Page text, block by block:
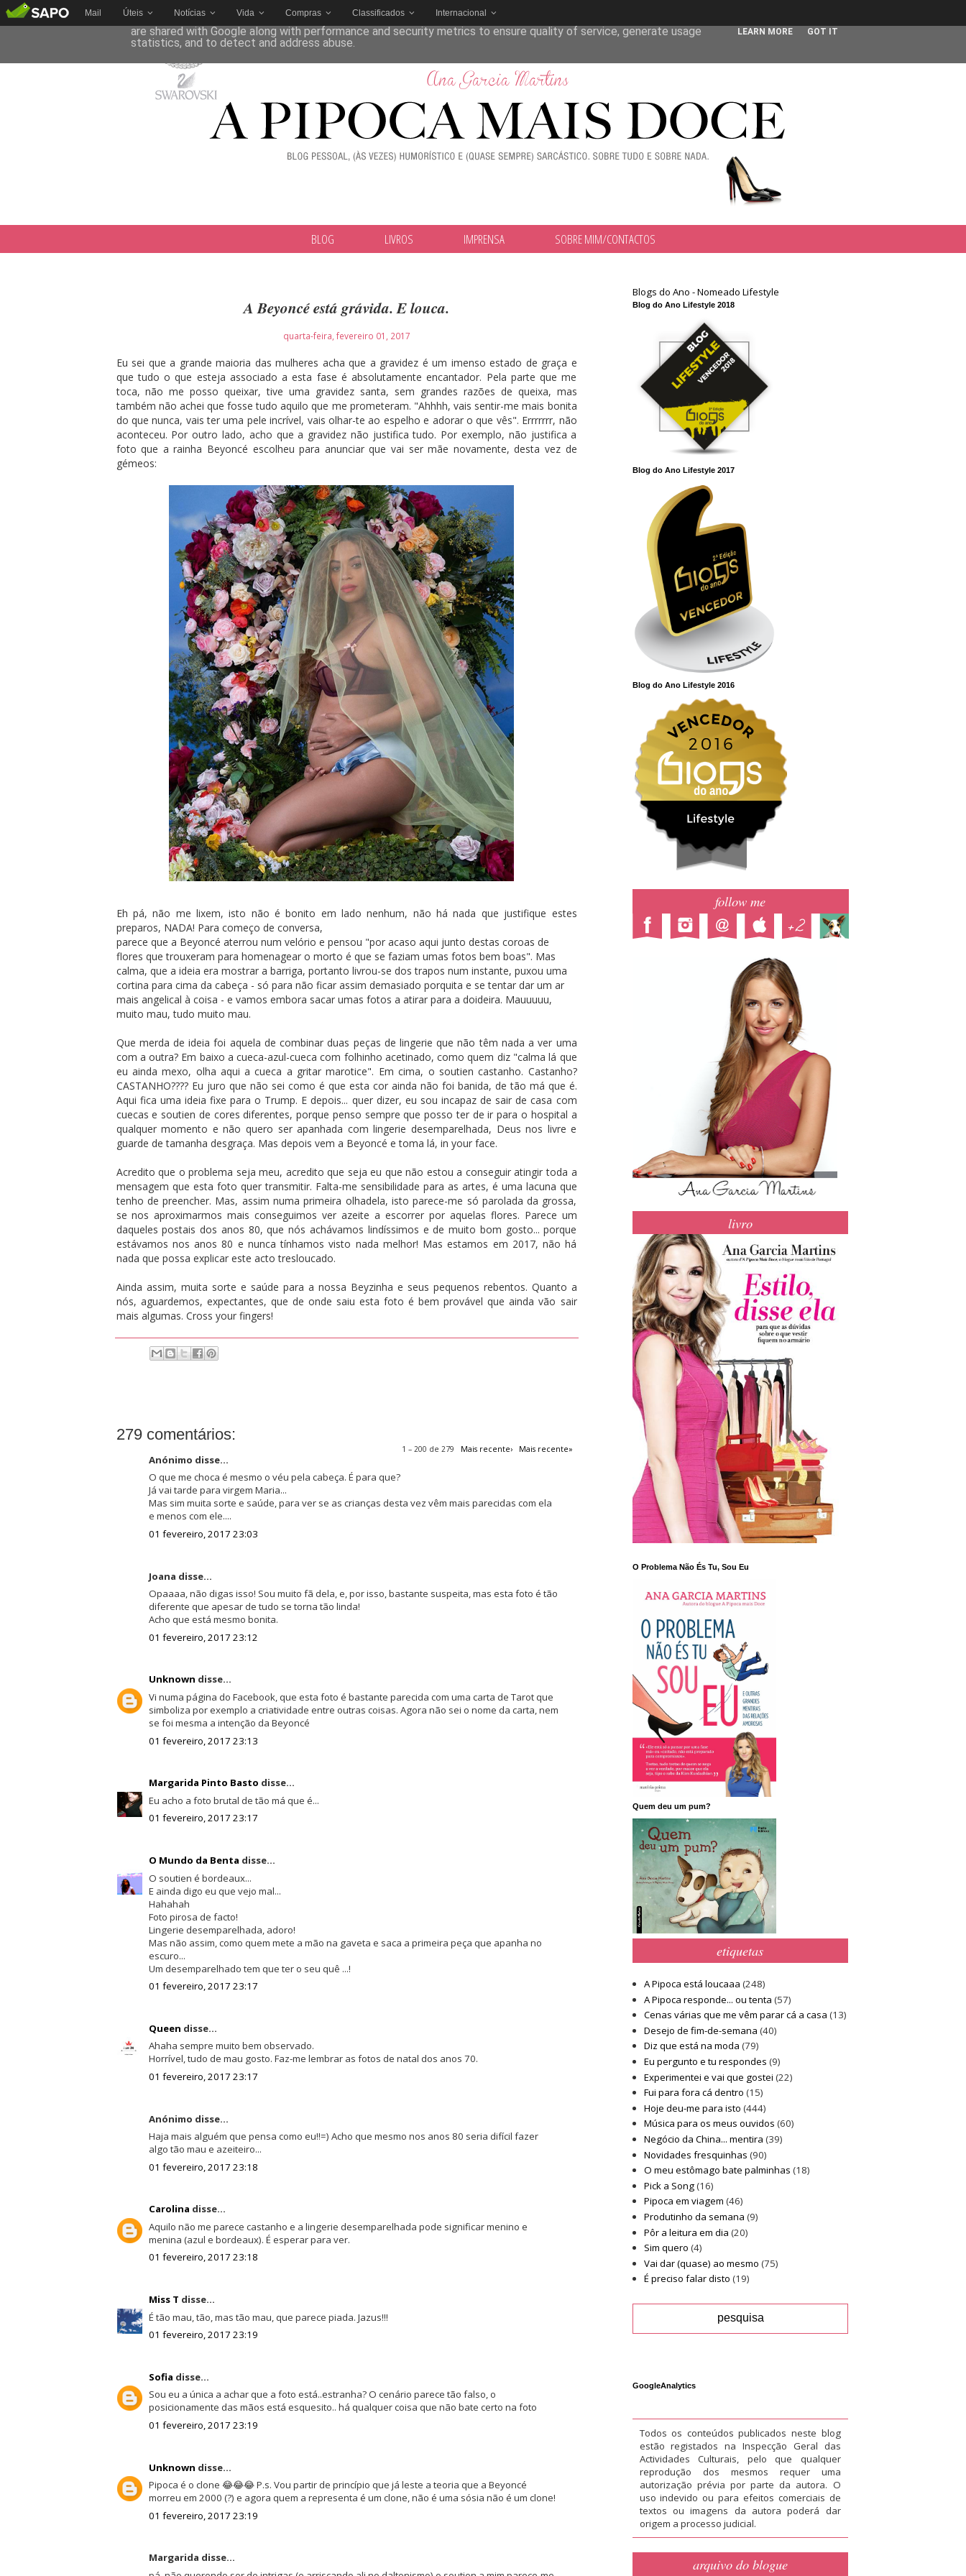
Mail Úteis Notícias Vida Compras Classificados Internacional
BLOG LIVROS IMPRENSA SOBRE MIM/CONTACTOS
A Beyoncé está grávida. E louca.
quarta-feira, fevereiro 01, 2017
Eu sei que a grande maioria das mulheres acha que a gravidez é um imenso estado de graça e
que tudo o que esteja associado a esta fase é absolutamente encantador. Pela parte que me
toca, não me posso queixar, tive uma gravidez santa, sem grandes razões de queixa, mas
também não achei que fosse tudo aquilo que me prometeram. "Ahhhh, vais sentir-me mais bonita
do que nunca, vais ter uma pele incrível, vais olhar-te ao espelho e adorar o que vês". Errrrrrr, não
aconteceu. Por outro lado, acho que a gravidez não justifica tudo. Por exemplo, não justifica a
foto que a rainha Beyoncé escolheu para anunciar que vai ser mãe novamente, desta vez de
gémeos:
Eh pá, não me lixem, isto não é bonito em lado nenhum, não há nada que justifique estes
preparos, NADA! Para começo de conversa,
parece que a Beyoncé aterrou num velório e pensou "por acaso aqui junto destas coroas de
flores que trouxeram para homenagear o morto é que se faziam umas fotos bem boas". Mas
calma, que a ideia era mostrar a barriga, portanto livrou-se dos trapos num instante, puxou uma
cortina para cima da cabeça - só para não ficar assim demasiado porquita e se tentar dar um ar
mais angelical à coisa - e vamos embora sacar umas fotos a atirar para a doideira. Mauuuuu,
muito mau, tudo muito mau.
Que merda de ideia foi aquela de combinar duas peças de lingerie que não têm nada a ver uma
com a outra? Em baixo a cueca-azul-cueca com folhinho acetinado, como quem diz "calma lá que
eu ainda mexo, olha aqui a cueca a gritar marotice". Em cima, o soutien castanho. Castanho?
CASTANHO???? Eu juro que não sei como é que esta cor ainda não foi banida, de tão má que é.
Aqui fica uma ideia fixe para o Trump. E depois... quer dizer, eu sou incapaz de sair de casa com
cuecas e soutien de cores diferentes, porque penso sempre que posso ter de ir para o hospital a
qualquer momento e não quero ser apanhada com lingerie desemparelhada, Deus nos livre e
guarde de tamanha desgraça. Mas depois vem a Beyoncé e toma lá, in your face.
Acredito que o problema seja meu, acredito que seja eu que não estou a conseguir atingir toda a
mensagem que esta foto quer transmitir. Falta-me sensibilidade para as artes, é uma lacuna que
tenho de preencher. Mas, assim numa primeira olhadela, isto parece-me só parolada da grossa,
se nos aproximarmos mais conseguimos ver azeite a escorrer por aquelas flores. Parece um
daqueles postais dos anos 80, que nós achávamos lindíssimos e de muito bom gosto... porque
estávamos nos anos 80 e nunca tínhamos visto nada melhor! Mas estamos em 2017, não há
nada que possa explicar este acto tresloucado.
Ainda assim, muita sorte e saúde para a nossa Beyzinha e seus pequenos rebentos. Quanto a
nós, aguardemos, expectantes, que de onde saiu esta foto é bem provável que ainda vão sair
mais algumas. Cross your fingers!
279 comentários:
1 – 200 de 279 Mais recente› Mais recente»
Anónimo disse...
O que me choca é mesmo o véu pela cabeça. É para que?
Já vai tarde para virgem Maria...
Mas sim muita sorte e saúde, para ver se as crianças desta vez vêm mais parecidas com ela
e menos com ele....
01 fevereiro, 2017 23:03
Joana disse...
Opaaaa, não digas isso! Sou muito fã dela, e, por isso, bastante suspeita, mas esta foto é tão
diferente que apesar de tudo se torna tão linda!
Acho que está mesmo bonita.
01 fevereiro, 2017 23:12
Unknown disse...
Vi numa página do Facebook, que esta foto é bastante parecida com uma carta de Tarot que
simboliza por exemplo a criatividade entre outras coisas. Agora não sei o nome da carta, nem
se foi mesma a intenção da Beyoncé
01 fevereiro, 2017 23:13
Margarida Pinto Basto disse...
Eu acho a foto brutal de tão má que é...
01 fevereiro, 2017 23:17
O Mundo da Benta disse...
O soutien é bordeaux...
E ainda digo eu que vejo mal...
Hahahah
Foto pirosa de facto!
Lingerie desemparelhada, adoro!
Mas não assim, como quem mete a mão na gaveta e saca a primeira peça que apanha no
escuro...
Um desemparelhado tem que ter o seu quê ...!
01 fevereiro, 2017 23:17
Queen disse...
Ahaha sempre muito bem observado.
Horrível, tudo de mau gosto. Faz-me lembrar as fotos de natal dos anos 70.
01 fevereiro, 2017 23:17
Anónimo disse...
Haja mais alguém que pensa como eu!!=) Acho que mesmo nos anos 80 seria difícil fazer
algo tão mau e azeiteiro...
01 fevereiro, 2017 23:18
Carolina disse...
Aquilo não me parece castanho e a lingerie desemparelhada pode significar menino e
menina (azul e bordeaux). É esperar para ver.
01 fevereiro, 2017 23:18
Miss T disse...
É tão mau, tão, mas tão mau, que parece piada. Jazus!!!
01 fevereiro, 2017 23:19
Sofia disse...
Sou eu a única a achar que a foto está..estranha? O cenário parece tão falso, o
posicionamente das mãos está esquesito.. há qualquer coisa que não bate certo na foto
01 fevereiro, 2017 23:19
Unknown disse...
Pipoca é o clone 😂😂😂 P.s. Vou partir de princípio que já leste a teoria que a Beyoncé
morreu em 2000 (?) e agora quem a representa é um clone, não é uma sósia não é um clone!
01 fevereiro, 2017 23:19
Margarida disse...
Blogs do Ano - Nomeado Lifestyle
Blog do Ano Lifestyle 2018
Blog do Ano Lifestyle 2017
Blog do Ano Lifestyle 2016
follow me
livro
O Problema Não És Tu, Sou Eu
Quem deu um pum?
etiquetas
A Pipoca está loucaaa (248)
A Pipoca responde... ou tenta (57)
Cenas várias que me vêm parar cá a casa (13)
Desejo de fim-de-semana (40)
Diz que está na moda (79)
Eu pergunto e tu respondes (9)
Experimentei e vai que gostei (22)
Fui para fora cá dentro (15)
Hoje deu-me para isto (444)
Música para os meus ouvidos (60)
Negócio da China... mentira (39)
Novidades fresquinhas (90)
O meu estômago bate palminhas (18)
Pick a Song(16)
Pipoca em viagem (46)
Produtinho da semana (9)
Pôr a leitura em dia (20)
Sim quero (4)
Vai dar (quase) ao mesmo (75)
É preciso falar disto (19)
GoogleAnalytics
Todos os conteúdos publicados neste blog
estão registados na Inspecção Geral das
Actividades Culturais, pelo que qualquer
reprodução dos mesmos requer uma
autorização prévia por parte da autora. O
uso indevido ou para efeitos comerciais de
textos ou imagens da autora poderá dar
origem a processo judicial.
arquivo do blogue
This site uses cookies from Google to deliver its services and to analyze traffic. Your IP address and user-agent
are shared with Google along with performance and security metrics to ensure quality of service, generate usage
statistics, and to detect and address abuse.
LEARN MORE GOT IT